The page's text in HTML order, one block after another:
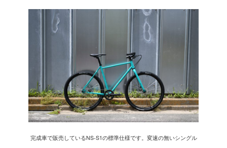
完成車で販売しているNS-S1の標準仕様です。変速の無いシングル